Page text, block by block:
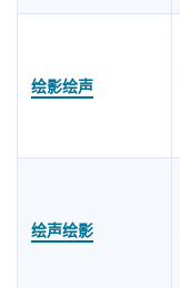
绘影绘声
绘声绘影